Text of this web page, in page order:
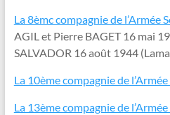
La 8èmc compagnie de l’Armée
AGIL et Pierre BAGET 16 mai
SALVADOR 16 août 1944
La 10ème compagnie de
La 13ème compagnie de